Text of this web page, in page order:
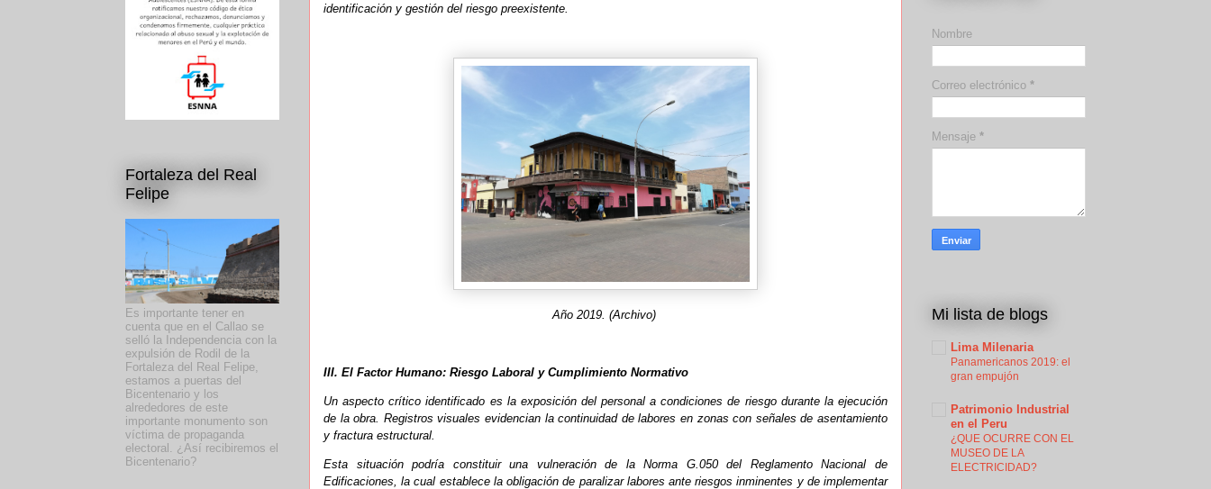
identificación y gestión del riesgo preexistente.
Año 2019. (Archivo)
III. El Factor Humano: Riesgo Laboral y Cumplimiento Normativo
Un aspecto crítico identificado es la exposición del personal a condiciones de riesgo durante la ejecución
de la obra. Registros visuales evidencian la continuidad de labores en zonas con señales de asentamiento
y fractura estructural.
Esta situación podría constituir una vulneración de la Norma G.050 del Reglamento Nacional de
Edificaciones, la cual establece la obligación de paralizar labores ante riesgos inminentes y de implementar
Fortaleza del Real
Felipe
Es importante tener en
cuenta que en el Callao se
selló la Independencia con la
expulsión de Rodil de la
Fortaleza del Real Felipe,
estamos a puertas del
Bicentenario y los
alrededores de este
importante monumento son
víctima de propaganda
electoral. ¿Así recibiremos el
Bicentenario?
Nombre
Correo electrónico *
Mensaje *
Mi lista de blogs
Lima Milenaria
Panamericanos 2019: el
gran empujón
Patrimonio Industrial
en el Peru
¿QUE OCURRE CON EL
MUSEO DE LA
ELECTRICIDAD?